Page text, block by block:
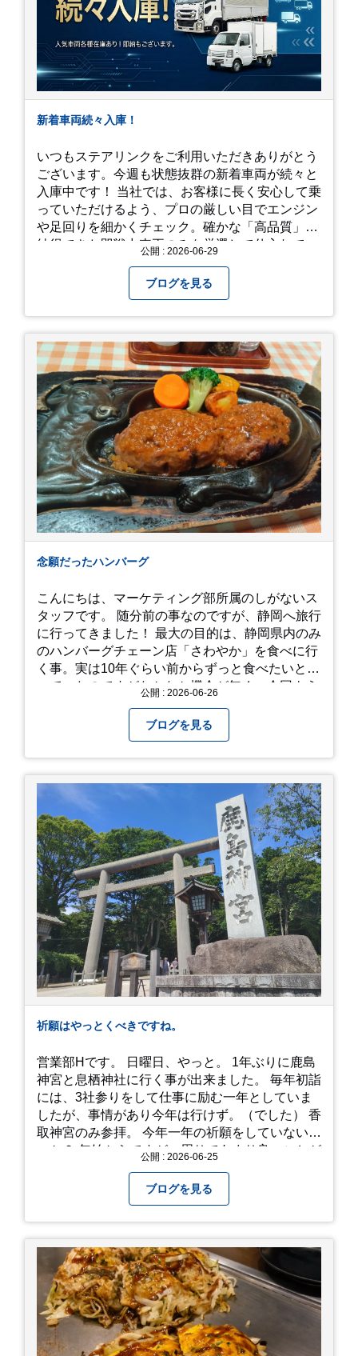
新着車両続々入庫！
いつもステアリンクをご利用いただきありがとう
ございます。今週も状態抜群の新着車両が続々と
入庫中です！ 当社では、お客様に長く安心して乗
っていただけるよう、プロの厳しい目でエンジン
や足回りを細かくチェック。確かな「高品質」と
納得できた即戦力車両のみを厳選して仕入れてい
公開 : 2026-06-29
ブログを見る
念願だったハンバーグ
こんにちは、マーケティング部所属のしがないス
タッフです。 随分前の事なのですが、静岡へ旅行
に行ってきました！ 最大の目的は、静岡県内のみ
のハンバーグチェーン店「さわやか」を食べに行
く事。実は10年ぐらい前からずっと食べたいと思
っていたのですがなかなか機会が無く、今回よう
って待機する事になったのですが、、10時頃にも
らった整理券で、お店に入れるのは12時過ぎ頃で
した。大人気とは聞いていましたがここまでと
は、、！！ 駅前ショッピングモール内の店舗だっ
たのでお買い物をしつつ待機して遂に入店。ハン
バーグはレアな焼き加減でとってもジューシーで
最高に美味しかったです！！目の前で店員さんが
カットしてくれるのもとっても良かったです。 こ
れは何個でも行けてしまう勢い、、！！！ 皆様も
静岡へ行く予定がありましたら是非とも召し上が
って見てください！予約は行っていないようなの
で、時と場合とタイミングと要相談で
す、、！！！
公開 : 2026-06-26
ブログを見る
祈願はやっとくべきですね。
営業部Hです。 日曜日、やっと。 1年ぶりに鹿島
神宮と息栖神社に行く事が出来ました。 毎年初詣
には、3社参りをして仕事に励む一年としていま
したが、事情があり今年は行けず。（でした） 香
取神宮のみ参拝。 今年一年の祈願をしていないせ
いか？ 年始からですが、周りであまり良いことが
から、あっという間に半年が過ぎやっとこさ。 3
日後のこと。不思議ですね。 気にかかる事1つ
目。友人の長期入院から退院の知らせあり！ 気に
かかる事2つ目。疎遠だった知人の訪問あり！ 気
にかかるetcが徐々に....。 気の持ちようと、タイ
ミングかもしれませんが。お宮参りはお薦めで
す。
公開 : 2026-06-25
ブログを見る